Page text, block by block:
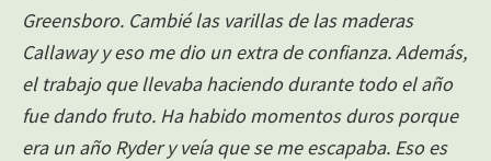
Greensboro. Cambié las varillas de las maderas
Callaway y eso me dio un extra de confianza. Además,
el trabajo que llevaba haciendo durante todo el año
fue dando fruto. Ha habido momentos duros porque
era un año Ryder y veía que se me escapaba. Eso es